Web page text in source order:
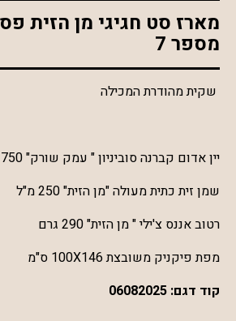
מספר 7
שקית מהודרת המכילה
יין אדום קברנה סוביניון " עמק שורק" 750 מ"ל
שמן זית כתית מעולה "מן הזית" 250 מ"ל
רטוב אננס צ'ילי " מן הזית" 290 גרם
מפת פיקניק משובצת 100X146 ס"מ
קוד דגם: 06082025